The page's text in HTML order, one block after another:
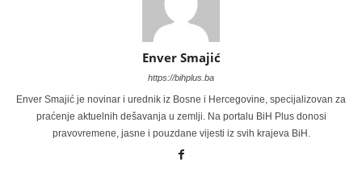
Enver Smajić
https://bihplus.ba
Enver Smajić je novinar i urednik iz Bosne i Hercegovine, specijalizovan za
praćenje aktuelnih dešavanja u zemlji. Na portalu BiH Plus donosi
pravovremene, jasne i pouzdane vijesti iz svih krajeva BiH.